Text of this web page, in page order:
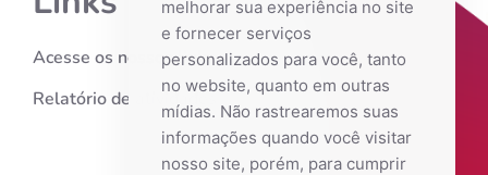
Acesse os nossos links
Relatório de atividades
melhorar sua experiência no site
e fornecer serviços
personalizados para você, tanto
no website, quanto em outras
mídias. Não rastrearemos suas
informações quando você visitar
nosso site, porém, para cumprir